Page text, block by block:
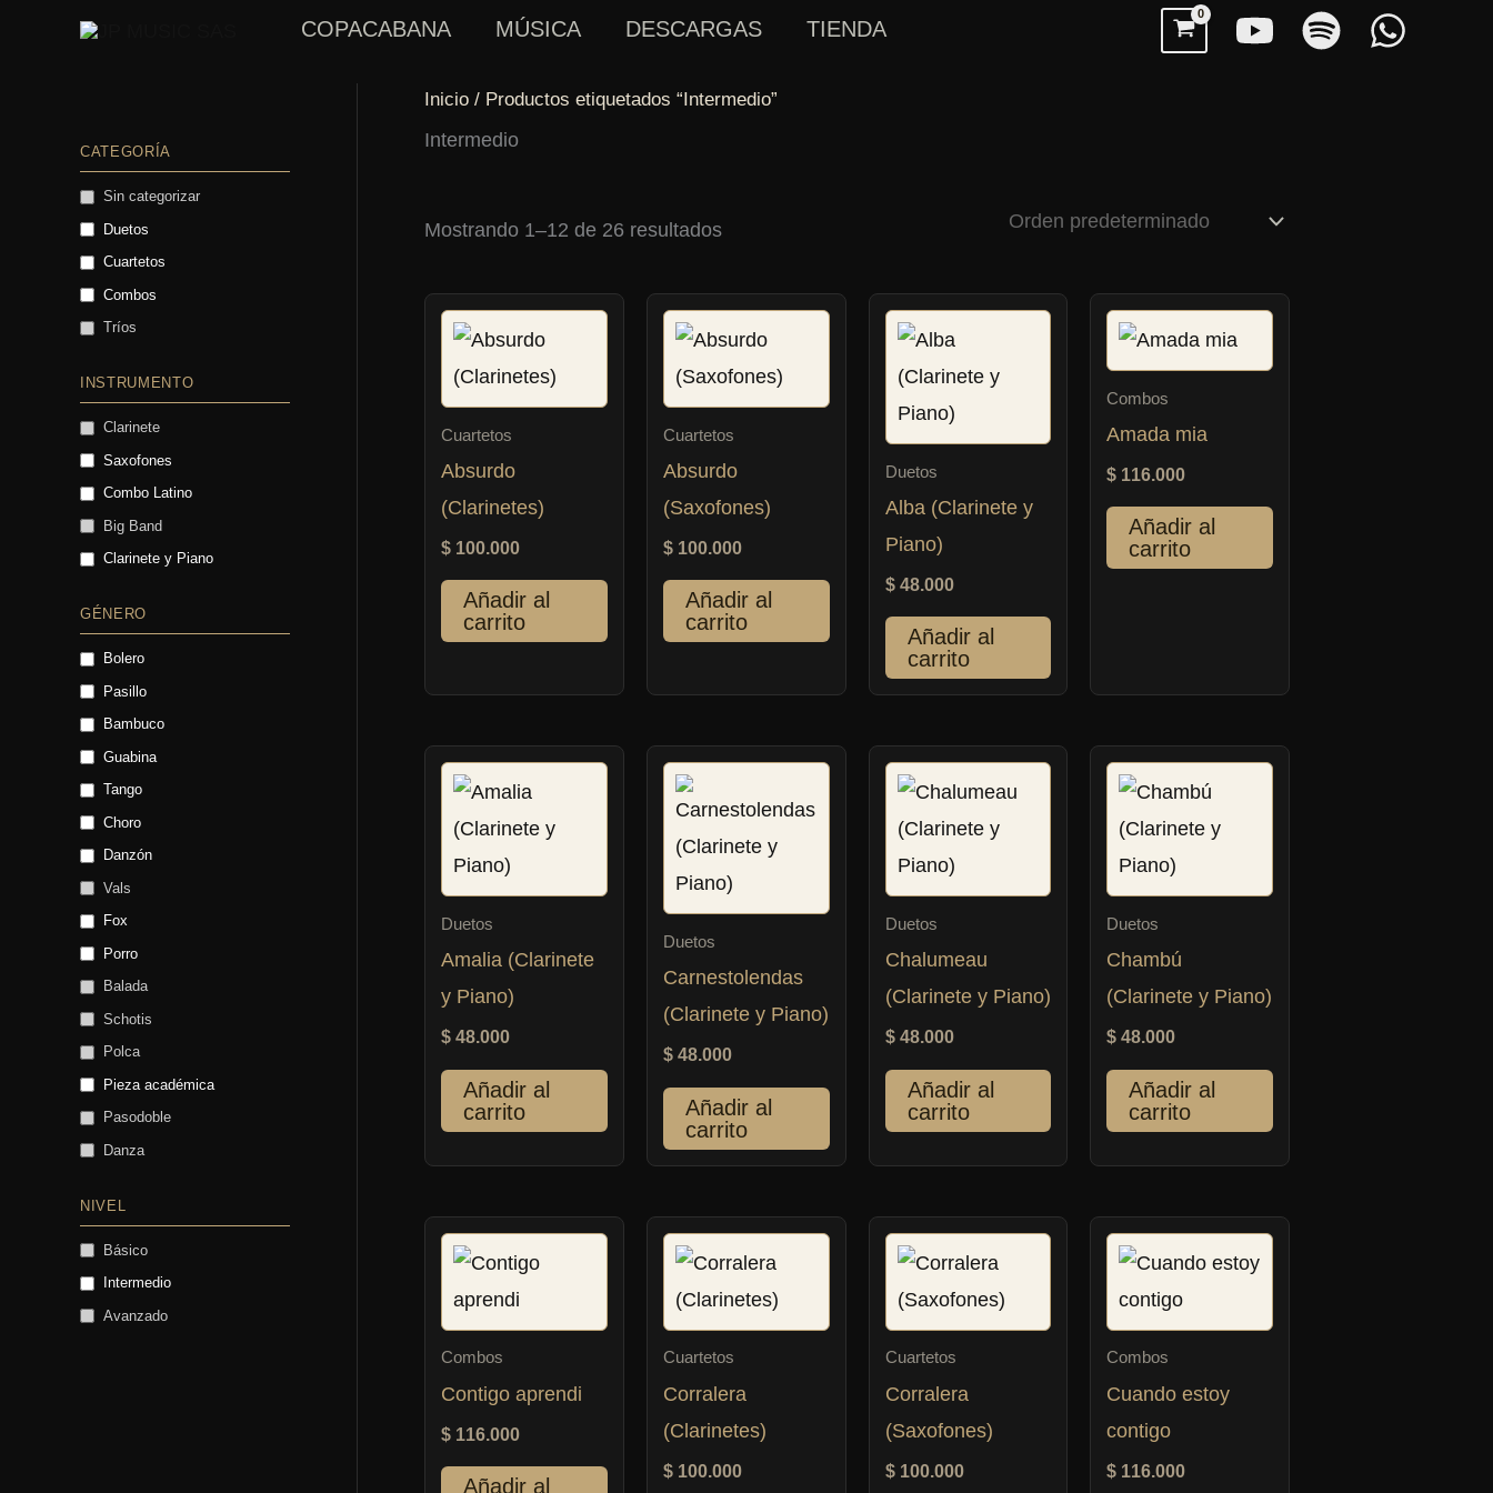
COPACABANA MÚSICA DESCARGAS TIENDA
CATEGORÍA
Sin categorizar
Duetos
Cuartetos
Combos
Tríos
INSTRUMENTO
Clarinete
Saxofones
Combo Latino
Big Band
Clarinete y Piano
GÉNERO
Bolero
Pasillo
Bambuco
Guabina
Tango
Choro
Danzón
Vals
Fox
Porro
Balada
Schotis
Polca
Pieza académica
Pasodoble
Danza
NIVEL
Básico
Intermedio
Avanzado
Inicio / Productos etiquetados “Intermedio”
Intermedio
Mostrando 1–12 de 26 resultados
Cuartetos
Absurdo
(Clarinetes)
$ 100.000
Añadir al
carrito
Cuartetos
Absurdo
(Saxofones)
$100.000
Añadir al
carrito
Duetos
Alba (Clarinete y
Piano)
$48.000
Añadir al
carrito
Combos
Amada mia
$ 116.000
Añadir al
carrito
Duetos
Amalia (Clarinete
y Piano)
$ 48.000
Añadir al
carrito
Duetos
Carnestolendas
(Clarinete y Piano)
$48.000
Añadir al
carrito
Duetos
Chalumeau
(Clarinete y Piano)
$48.000
Añadir al
carrito
Duetos
Chambú
(Clarinete y Piano)
$ 48.000
Añadir al
carrito
Combos
Contigo aprendi
$ 116.000
Añadir al
Cuartetos
Corralera
(Clarinetes)
$100.000
Cuartetos
Corralera
(Saxofones)
$100.000
Combos
Cuando estoy
contigo
$ 116.000